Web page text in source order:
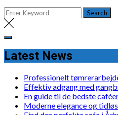
Latest News
Professionelt
Effektiv adgang med
En guide til de bedste
Moderne elegance og